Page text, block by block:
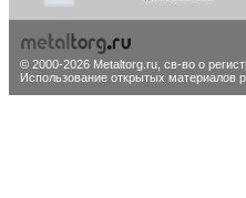
© 2000-2026 Metaltorg.ru, св-во о
Использование открытых материалов